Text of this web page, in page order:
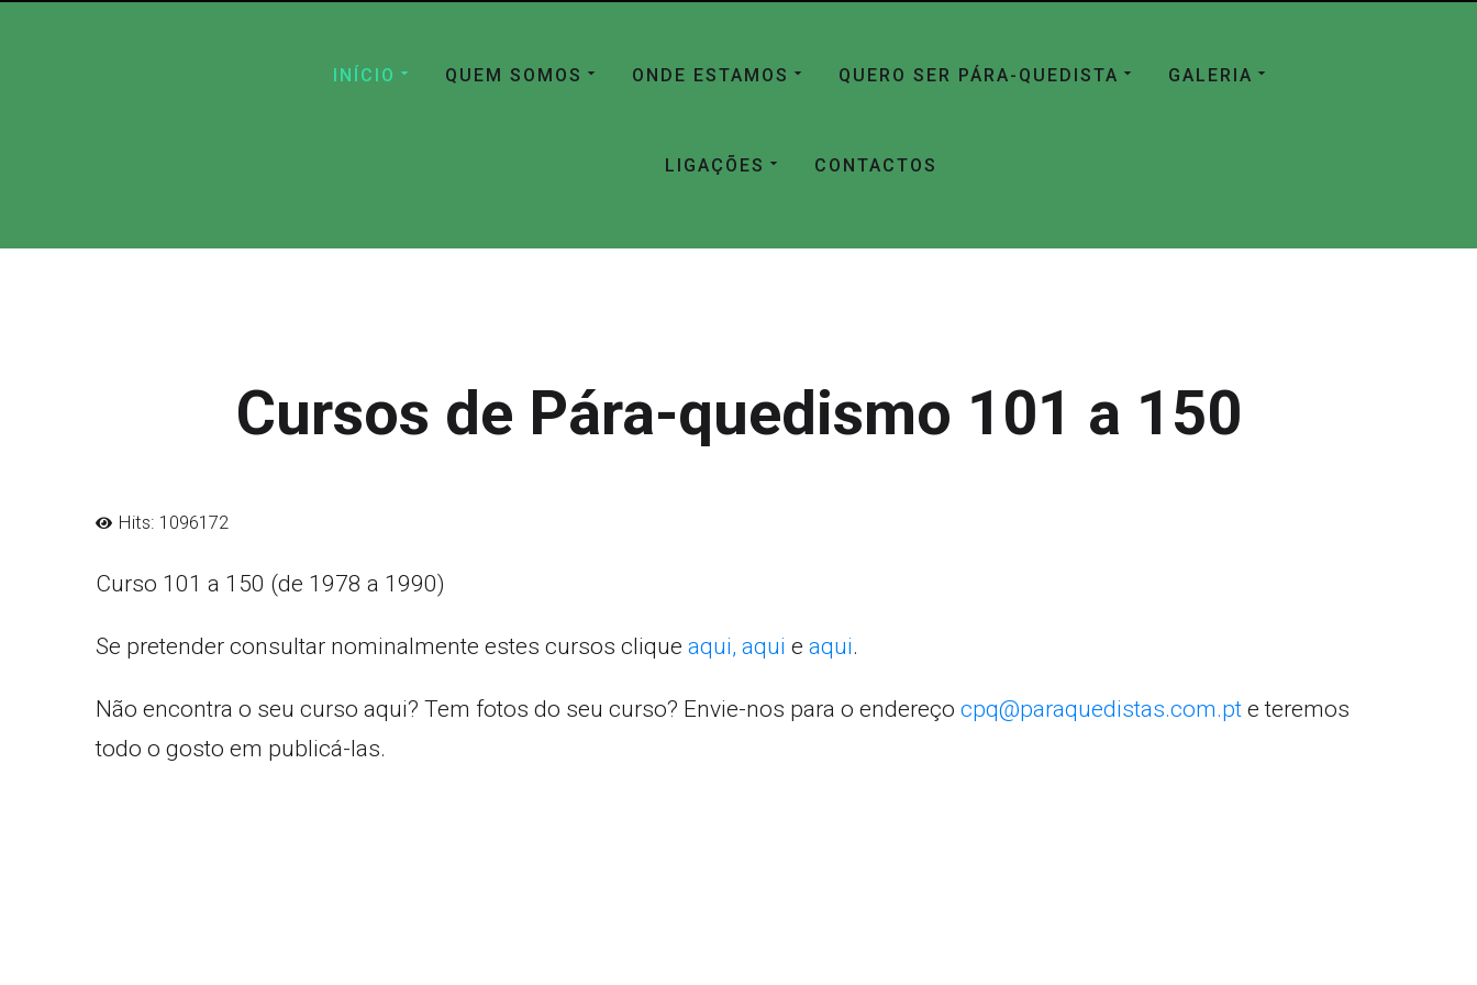
INÍCIO QUEM SOMOS ONDE ESTAMOS QUERO SER PÁRA-QUEDISTA GALERIA
LIGAÇÕES CONTACTOS
Cursos de Pára-quedismo 101 a 150
Hits: 1096172
Curso 101 a 150 (de 1978 a 1990)
Se pretender consultar nominalmente estes cursos clique aqui, aqui e aqui.
Não encontra o seu curso aqui? Tem fotos do seu curso? Envie-nos para o endereço cpq@paraquedistas.com.pt e teremos
todo o gosto em publicá-las.